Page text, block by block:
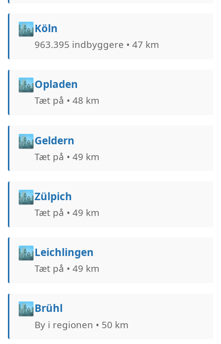
🏙️Köln
963.395 indbyggere • 47 km
🏙️Opladen
Tæt på • 48 km
🏙️Geldern
Tæt på • 49 km
🏙️Zülpich
Tæt på • 49 km
🏙️Leichlingen
Tæt på • 49 km
🏙️Brühl
By i regionen • 50 km